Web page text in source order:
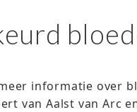
meer informatie over
van Aalst van Arc